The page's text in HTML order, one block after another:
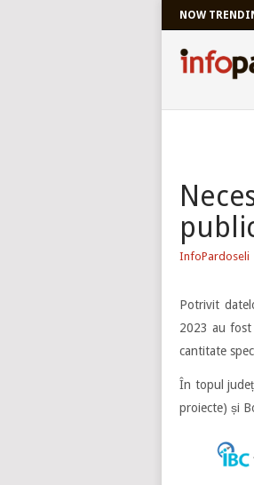
NOW
InfoPardoseli
Potrivit
2023 au fost
cantitate
În topul
proiecte) și